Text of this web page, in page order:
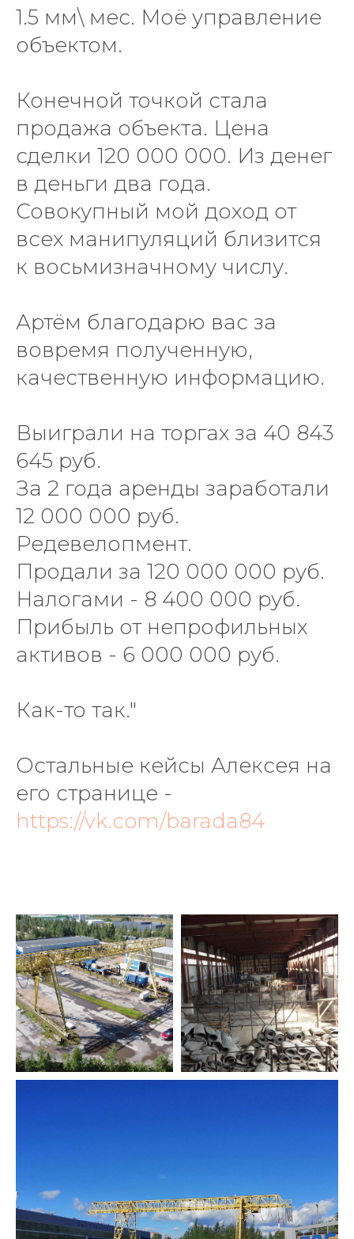
1.5 мм\ мес. Моё управление
объектом.
Конечной точкой стала
продажа объекта. Цена
сделки 120 000 000. Из денег
в деньги два года.
Совокупный мой доход от
всех манипуляций близится
к восьмизначному числу.
Артём благодарю вас за
вовремя полученную,
качественную информацию.
Выиграли на торгах за 40 843
645 руб.
За 2 года аренды заработали
12 000 000 руб.
Редевелопмент.
Продали за 120 000 000 руб.
Налогами - 8 400 000 руб.
Прибыль от непрофильных
активов - 6 000 000 руб.
Как-то так."
Остальные кейсы Алексея на
его странице -
https://vk.com/barada84